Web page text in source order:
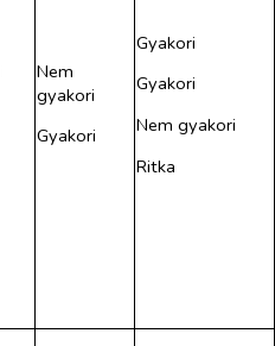
Nem
gyakori
Gyakori
Gyakori
Gyakori
Nem gyakori
Ritka